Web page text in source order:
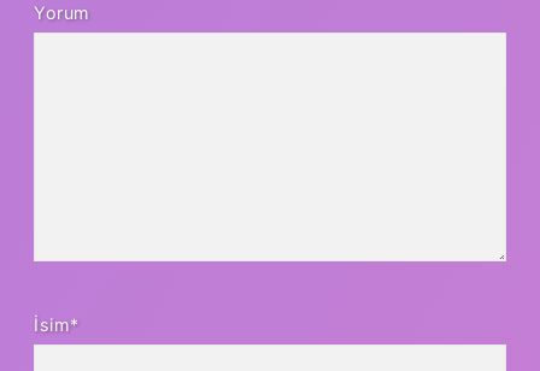
Yorum
İsim*